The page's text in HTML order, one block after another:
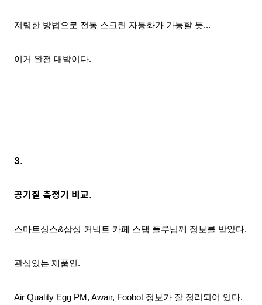
저렴한 방법으로 전동 스크린 자동화가 가능할 듯...
이거 완전 대박이다.
3.
공기질 측정기 비교.
스마트싱스&삼성 커넥트 카페 스탭 플루님께 정보를 받았다.
관심있는 제품인.
Air Quality Egg PM, Awair, Foobot 정보가 잘 정리되어 있다.